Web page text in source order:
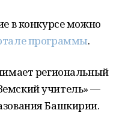
в конкурсе можно
программы.
региональный
учитель» —
Башкирии.